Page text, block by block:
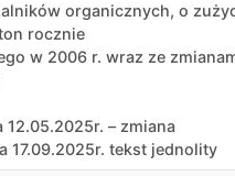
organicznych, o
rocznie
w 2006 r. wraz ze
12.05.2025r. – zmiana
17.09.2025r. tekst jednolity